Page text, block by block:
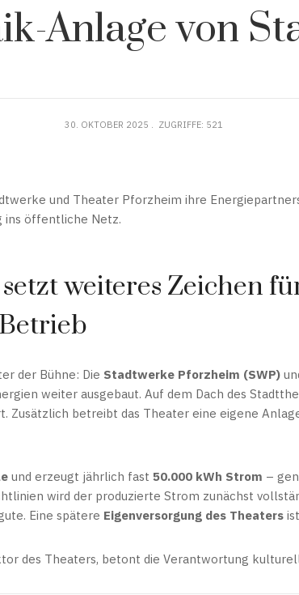
Anlage von
30. OKTOBER 2025 ZUGRIFFE: 521
und Theater Pforzheim ihre
ins öffentliche Netz.
weiteres Zeichen
der Bühne: Die Stadtwerke Pforzheim (SWP)
weiter ausgebaut. Auf dem Dach des
Zusätzlich betreibt das Theater eine eigene
und erzeugt jährlich fast 50.000 kWh Strom –
wird der produzierte Strom zunächst
Eine spätere Eigenversorgung des Theaters
des Theaters, betont die Verantwortung